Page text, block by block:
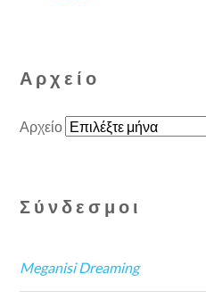
Αρχείο
Αρχείο
Σύνδεσμοι
Meganisi Dreaming